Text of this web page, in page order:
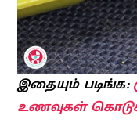
இதையும் படிங்க:
உணவுகள்